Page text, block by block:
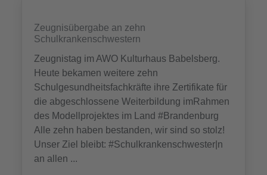
Zeugnisübergabe an zehn
Schulkrankenschwestern
Zeugnistag im AWO Kulturhaus Babelsberg.
Heute bekamen weitere zehn
Schulgesundheitsfachkräfte ihre Zertifikate für
die abgeschlossene Weiterbildung imRahmen
des Modellprojektes im Land #Brandenburg
Alle zehn haben bestanden, wir sind so stolz!
Unser Ziel bleibt: #Schulkrankenschwester|n
an allen ...